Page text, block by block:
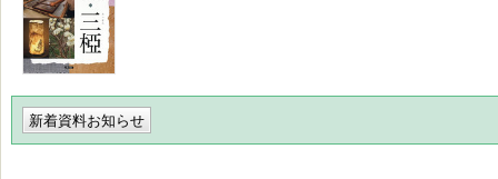
新着資料お知らせ